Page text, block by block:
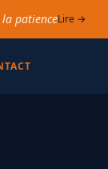
la patienceLire →